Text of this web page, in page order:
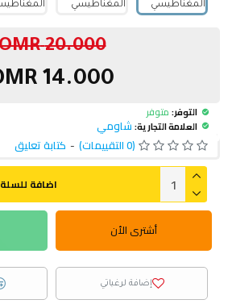
التوفر: متوفر
العلامة التجارية: شاومي
(0 التقييمات)
- كتابة تعليق
14.000 OMR
20.000 OMR
اضافة للسلة
أشترى الأن
إضافة لرغباتي